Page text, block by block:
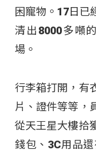
困寵物。17日已
清出8000多噸
場。
行李箱打開，有
片、證件等等，
從天王星大樓拾
錢包、3C用品